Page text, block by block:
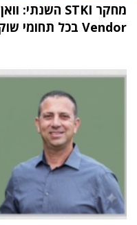
Vendor בכל תחומי שוק ה-IT